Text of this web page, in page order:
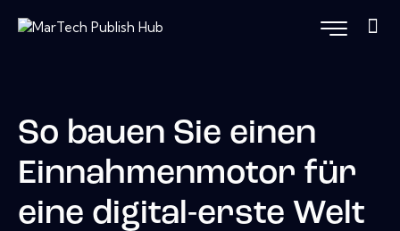
So bauen Sie einen
Einnahmenmotor für
eine digital-erste Welt